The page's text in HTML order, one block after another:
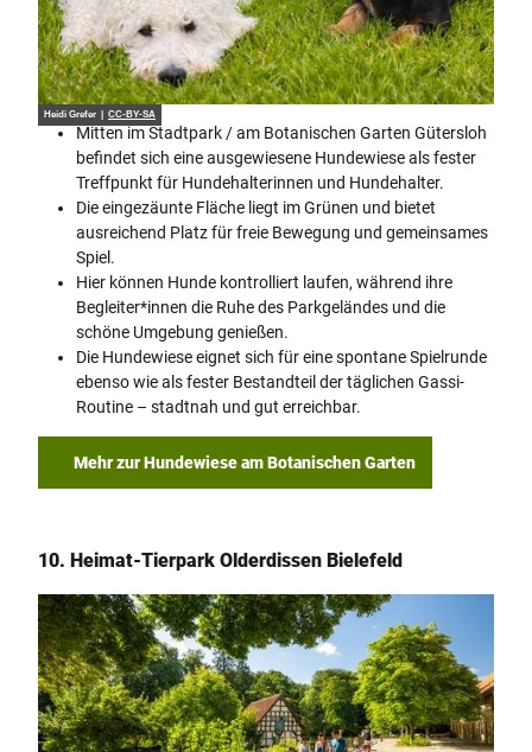
Heidi Grefer | CC-BY-SA
Mitten im Stadtpark / am Botanischen Garten Gütersloh
befindet sich eine ausgewiesene Hundewiese als fester
Treffpunkt für Hundehalterinnen und Hundehalter.
Die eingezäunte Fläche liegt im Grünen und bietet
ausreichend Platz für freie Bewegung und gemeinsames
Spiel.
Hier können Hunde kontrolliert laufen, während ihre
Begleiter*innen die Ruhe des Parkgeländes und die
schöne Umgebung genießen.
Die Hundewiese eignet sich für eine spontane Spielrunde
ebenso wie als fester Bestandteil der täglichen Gassi-
Routine – stadtnah und gut erreichbar.
Mehr zur Hundewiese am Botanischen Garten
10. Heimat-Tierpark Olderdissen Bielefeld